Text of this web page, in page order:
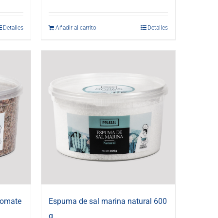
Detalles Añadir al carrito Detalles
Espuma de sal marina natural 600
g